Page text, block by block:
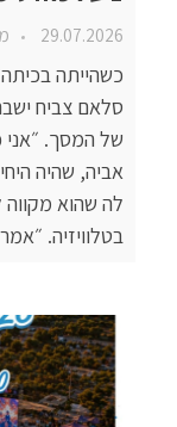
29.07.2026
סלאם צביח
של המסך.
אביה, שהיה
לה שהוא מקווה
בטלוויזיה.